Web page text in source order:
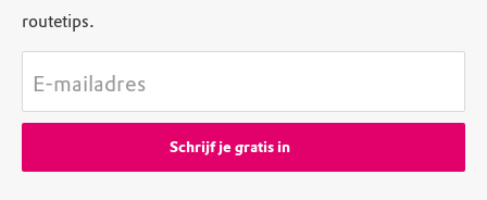
routetips.
E-mailadres
Schrijf je gratis in